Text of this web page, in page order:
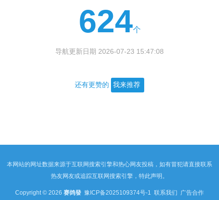
624个
导航更新日期 2026-07-23 15:47:08
还有更赞的 我来推荐
本网站的网址数据来源于互联网搜索引擎和热心网友投稿，如有冒犯请直接联系
热友网友或追踪互联网搜索引擎，特此声明。
Copyright © 2026 赛鸽發 豫ICP备2025109374号-1 联系我们 广告合作